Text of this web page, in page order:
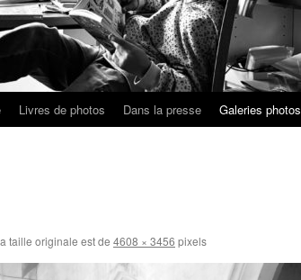
Livres de photos Dans la presse Galeries photos
taille originale est de 4608 × 3456 pixels